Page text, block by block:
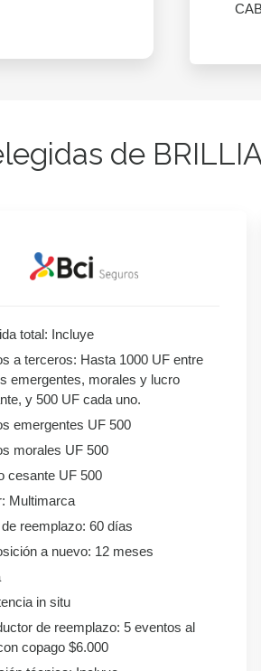
de
total: Incluye
a terceros: Hasta 1000 UF entre
emergentes, morales y lucro
y 500 UF cada uno.
emergentes UF 500
morales UF 500
cesante UF 500
Multimarca
reemplazo: 60 días
a nuevo: 12 meses
in situ
de reemplazo: 5 eventos al
copago $6.000